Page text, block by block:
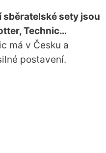
sběratelské sety jsou
Technic…
má v Česku a
postavení.